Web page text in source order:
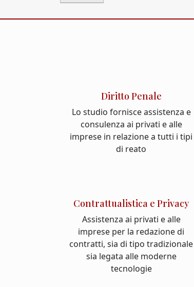
Diritto Penale
Lo studio fornisce assistenza e
consulenza ai privati e alle
imprese in relazione a tutti i tipi
di reato
Contrattualistica e Privacy
Assistenza ai privati e alle
imprese per la redazione di
contratti, sia di tipo tradizionale
sia legata alle moderne
tecnologie